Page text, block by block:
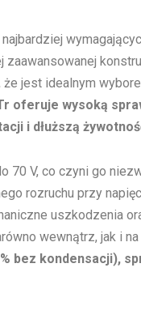
zaawansowanej
jest idealnym
oferuje wysoką
i dłuższą
70 V, co czyni go
rozruchu przy
uszkodzenia
wewnątrz, jak i
bez kondensacji),